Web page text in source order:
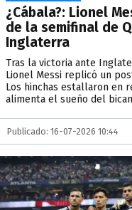
¿Cábala?: Lionel
de la semifinal de
Inglaterra
Tras la victoria ante
Lionel Messi replicó un
Los hinchas estallaron en
alimenta el sueño del
Publicado: 16-07-2026 10:44